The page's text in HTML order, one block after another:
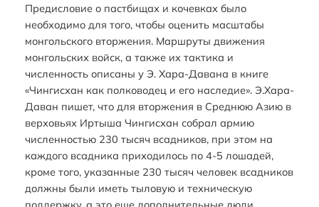
Предисловие о пастбищах и кочевках было
необходимо для того, чтобы оценить масштабы
монгольского вторжения. Маршруты движения
монгольских войск, а также их тактика и
численность описаны у Э. Хара-Давана в книге
«Чингисхан как полководец и его наследие». Э.Хара-
Даван пишет, что для вторжения в Среднюю Азию в
верховьях Иртыша Чингисхан собрал армию
численностью 230 тысяч всадников, при этом на
каждого всадника приходилось по 4-5 лошадей,
кроме того, указанные 230 тысяч человек всадников
должны были иметь тыловую и техническую